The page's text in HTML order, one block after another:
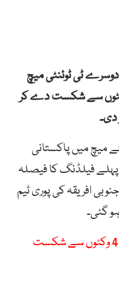
دوسرے ٹی ٹوئنٹی میچ
طرفہ مقابلے کے بعد 9 وکٹوں سے شکست دے کر
میچ میں پاکستانی
فیلڈنگ کا فیصلہ
افریقہ کی پوری ٹیم
دوسرا ٹی 20: آسٹریلیا نے بھارت کو 4 وکٹوں سے شکست